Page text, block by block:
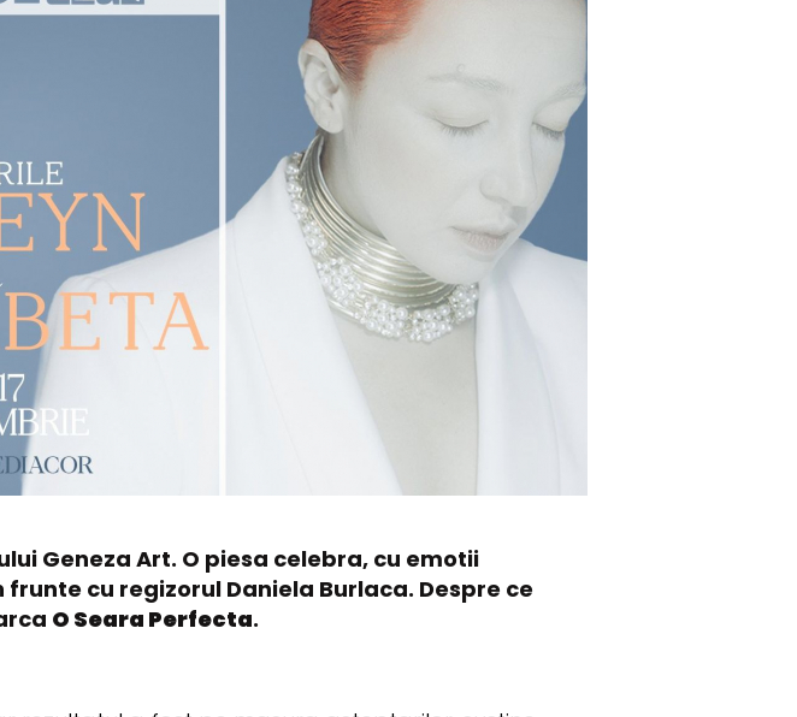
Geneza Art. O piesa celebra, cu emotii
cu regizorul Daniela Burlaca. Despre ce
O Seara Perfecta.